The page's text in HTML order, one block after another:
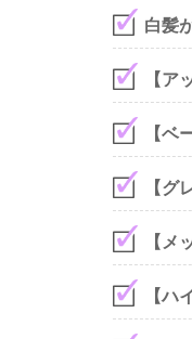
白髪
【ア
【ベ
【グ
【メ
【ハ